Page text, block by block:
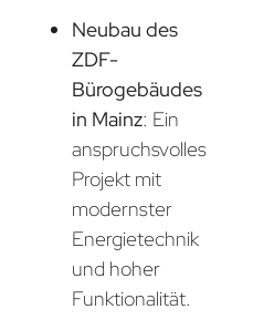
Neubau des
ZDF-
Bürogebäudes
in Mainz: Ein
anspruchsvolles
Projekt mit
modernster
Energietechnik
und hoher
Funktionalität.